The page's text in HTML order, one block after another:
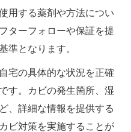
用する薬剤や方法につい
ターフォローや保証を提
準となります。
宅の具体的な状況を正確
す。カビの発生箇所、湿
、詳細な情報を提供する
ビ対策を実施することが